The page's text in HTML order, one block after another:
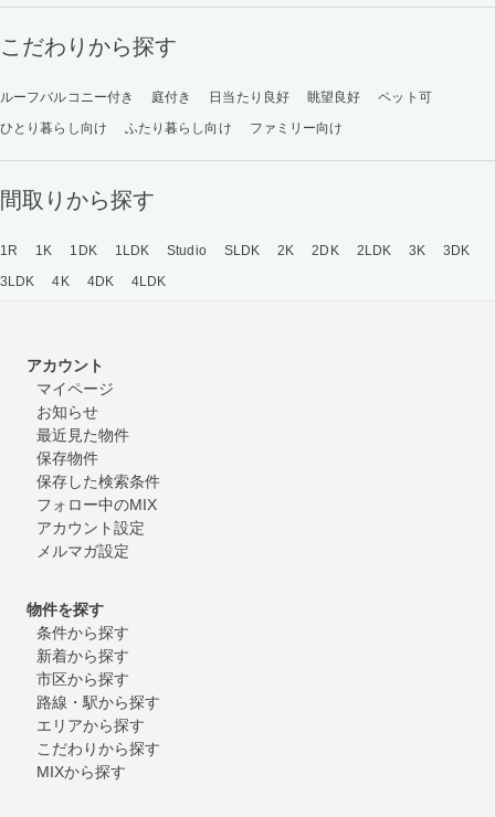
こだわりから探す
ルーフバルコニー付き 庭付き 日当たり良好 眺望良好
ペット可
ひとり暮らし向け
ふたり暮らし向け ファミリー向け
間取りから探す
1R 1K 1DK 1LDK Studio SLDK 2K 2DK 2LDK 3K
3DK
3LDK
4K 4DK 4LDK
アカウント
マイページ
お知らせ
最近見た物件
保存物件
保存した検索条件
フォロー中のMIX
アカウント設定
メルマガ設定
物件を探す
条件から探す
新着から探す
市区から探す
路線・駅から探す
エリアから探す
こだわりから探す
MIXから探す